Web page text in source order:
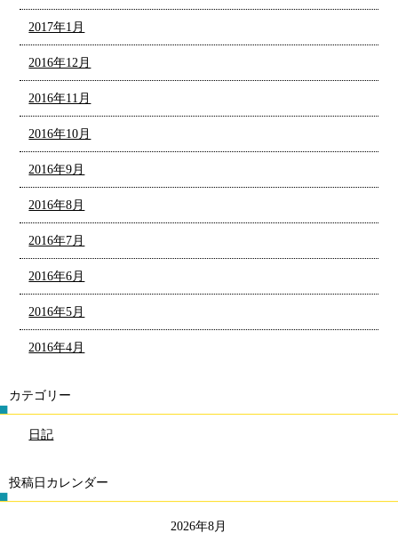
2017年1月
2016年12月
2016年11月
2016年10月
2016年9月
2016年8月
2016年7月
2016年6月
2016年5月
2016年4月
カテゴリー
日記
投稿日カレンダー
2026年8月